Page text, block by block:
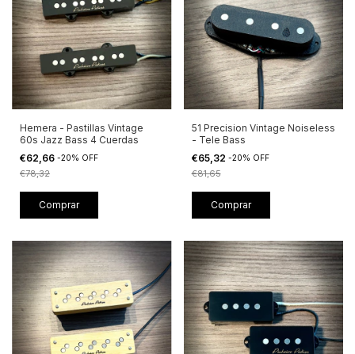
Hemera - Pastillas Vintage
60s Jazz Bass 4 Cuerdas
€62,66 -20% OFF
€78,32
Comprar
51 Precision Vintage Noiseless
- Tele Bass
€65,32 -20% OFF
€81,65